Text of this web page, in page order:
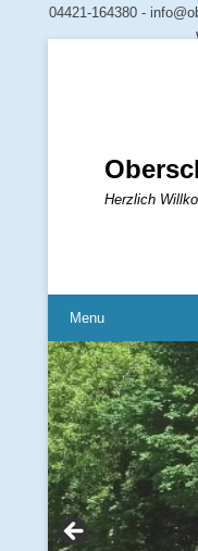
04421-164380 -
Herzlich
Menu